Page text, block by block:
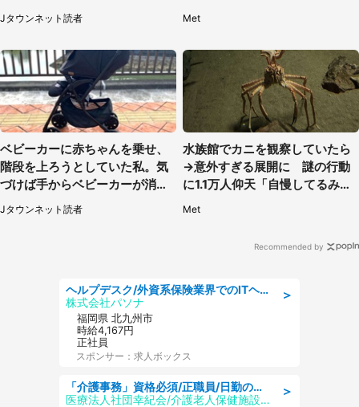
られて（秋田県・60代女性）
Jタウンネット読者 Met
ベビーカーに赤ちゃんを乗せ、
階段を上ろうとしていた私。気
づけば手からベビーカーが消え
ていて（神奈川県・60代女性）
Jタウンネット読者
水族館でカニを観察していたら
→意外すぎる展開に 謎の行動
に1.1万人仰天「自慢してるみた
Met
Recommended by
＞
ヘルプデスク/外資系保険業界でのITヘルプデスク業務/駅近/即日勤務可/ヘルプデスク
株式会社パソナ
福岡県 北九州市
時給4,167円
正社員
スポンサー：求人ボックス
＞
「介護事務」資格必須/正職員/日勤のみ/介護老人保健施設
医療法人社団幸紀会/介護老人保健施設 グリーンビラ安江